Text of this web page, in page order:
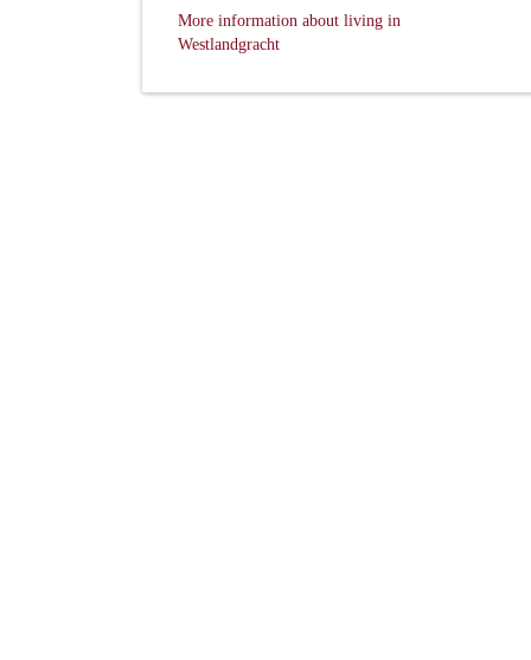
More information about living in
Westlandgracht